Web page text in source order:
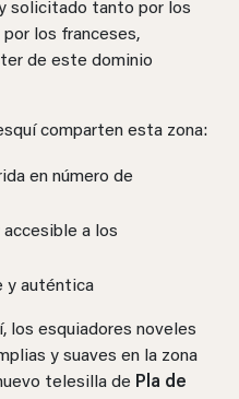
solicitado tanto por los
los franceses,
de este dominio
comparten esta zona:
en número de
accesible a los
y auténtica
los esquiadores noveles
y suaves en la zona
telesilla de Pla de